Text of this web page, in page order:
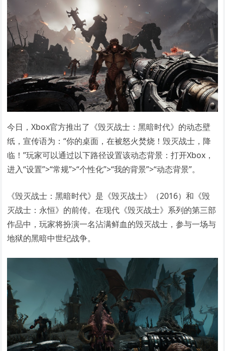
今日，Xbox官方推出了《毁灭战士：黑暗时代》的动态壁
纸，宣传语为：“你的桌面，在被怒火焚烧！毁灭战士，降
临！”玩家可以通过以下路径设置该动态背景：打开Xbox，
进入“设置”>“常规”>“个性化”>“我的背景”>“动态背景”。
《毁灭战士：黑暗时代》是《毁灭战士》（2016）和《毁
灭战士：永恒》的前传。在现代《毁灭战士》系列的第三部
作品中，玩家将扮演一名沾满鲜血的毁灭战士，参与一场与
地狱的黑暗中世纪战争。